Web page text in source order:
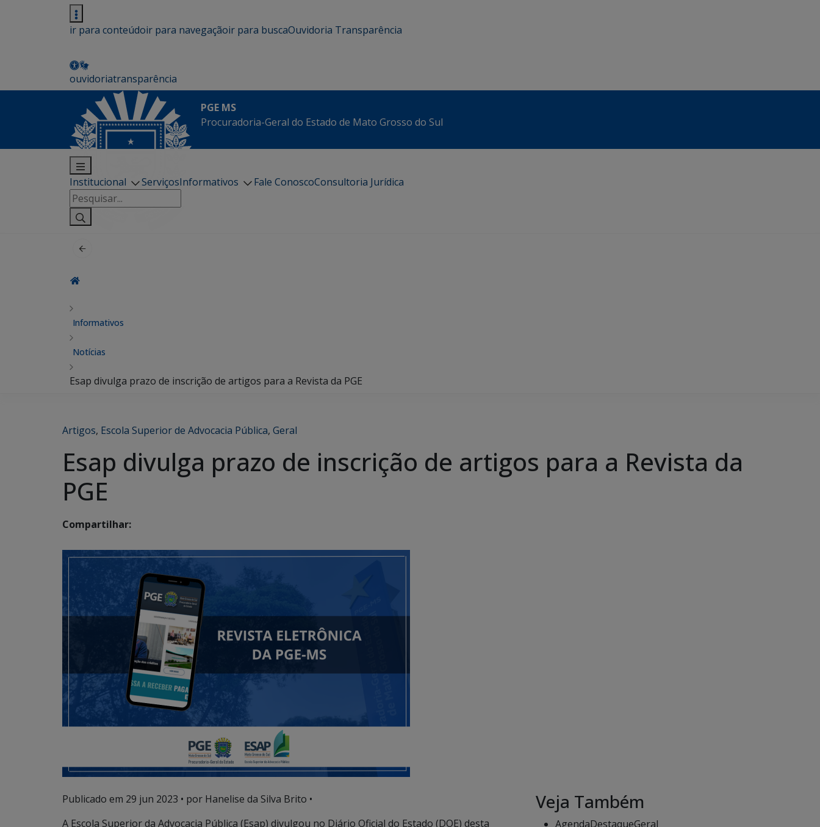
ir para conteúdoir para navegaçãoir para buscaOuvidoria Transparência
ouvidoriatransparência
PGE MS
Procuradoria-Geral do Estado de Mato Grosso do Sul
Institucional ServiçosInformativos Fale ConoscoConsultoria Jurídica
Pesquisar
por:
Informativos
Notícias
Esap divulga prazo de inscrição de artigos para a Revista da PGE
Artigos, Escola Superior de Advocacia Pública, Geral
Esap divulga prazo de inscrição de artigos para a Revista da
PGE
Compartilhar:
Publicado em 29 jun 2023 • por Hanelise da Silva Brito •
A Escola Superior da Advocacia Pública (Esap) divulgou no Diário Oficial do Estado (DOE) desta
Veja Também
AgendaDestaqueGeral